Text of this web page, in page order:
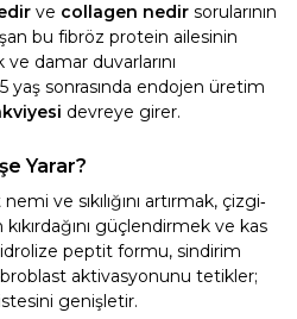
ve collagen nedir sorularının
bu fibröz protein ailesinin
damar duvarlarını
yaş sonrasında endojen üretim
devreye girer.
Yarar?
ve sıkılığını artırmak, çizgi‐
kıkırdağını güçlendirmek ve kas
peptit formu, sindirim
aktivasyonunu tetikler;
genişletir.